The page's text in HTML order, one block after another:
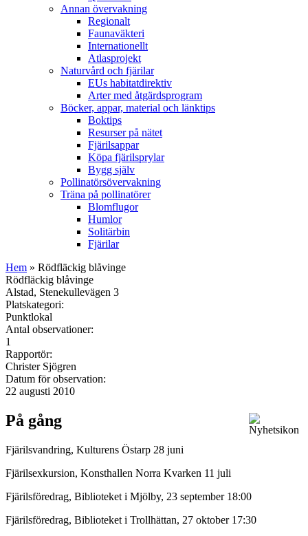
Annan övervakning
Regionalt
Faunaväkteri
Internationellt
Atlasprojekt
Naturvård och fjärilar
EUs habitatdirektiv
Arter med åtgärdsprogram
Böcker, appar, material och länktips
Boktips
Resurser på nätet
Fjärilsappar
Köpa fjärilsprylar
Bygg själv
Pollinatörsövervakning
Träna på pollinatörer
Blomflugor
Humlor
Solitärbin
Fjärilar
Hem » Rödfläckig blåvinge
Rödfläckig blåvinge
Alstad, Stenekullevägen 3
Platskategori:
Punktlokal
Antal observationer:
1
Rapportör:
Christer Sjögren
Datum för observation:
22 augusti 2010
På gång
Fjärilsvandring, Kulturens Östarp 28 juni
Fjärilsexkursion, Konsthallen Norra Kvarken 11 juli
Fjärilsföredrag, Biblioteket i Mjölby, 23 september 18:00
Fjärilsföredrag, Biblioteket i Trollhättan, 27 oktober 17:30